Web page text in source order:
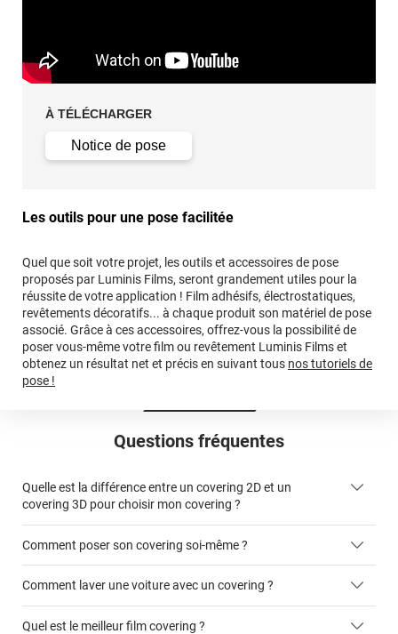
Questions fréquentes
Quelle est la différence entre un covering 2D et un
covering 3D pour choisir mon covering ?
covering 2D
Comment poser son covering soi-même ?
Comment laver une voiture avec un covering ?
Quel est le meilleur film covering ?
À TÉLÉCHARGER
Notice de pose
Les outils pour une pose facilitée
Quel que soit votre projet, les outils et accessoires de pose
proposés par Luminis Films, seront grandement utiles pour la
réussite de votre application ! Film adhésifs, électrostatiques,
revêtements décoratifs... à chaque produit son matériel de pose
associé. Grâce à ces accessoires, offrez-vous la possibilité de
poser vous-même votre film ou revêtement Luminis Films et
obtenez un résultat net et précis en suivant tous nos tutoriels de
pose !